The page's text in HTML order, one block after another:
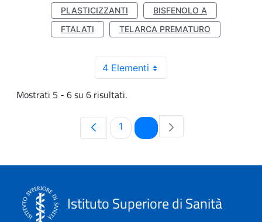
PLASTICIZZANTI
BISFENOLO A
FTALATI
TELARCA PREMATURO
4 Elementi
Mostrati 5 - 6 su 6 risultati.
Pagina
1 Pagina
Istituto Superiore di Sanità